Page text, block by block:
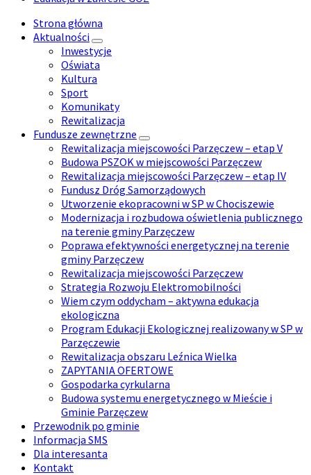
Strona główna
Aktualności
Inwestycje
Oświata
Kultura
Sport
Komunikaty
Rewitalizacja
Fundusze zewnętrzne
Rewitalizacja miejscowości Parzęczew – etap V
Budowa PSZOK w miejscowości Parzęczew
Rewitalizacja miejscowości Parzęczew – etap IV
Fundusz Dróg Samorządowych
Utworzenie ekopracowni w SP w Chociszewie
Modernizacja i rozbudowa oświetlenia publicznego
na terenie gminy Parzęczew
Poprawa efektywności energetycznej na terenie
gminy Parzęczew
Rewitalizacja miejscowości Parzęczew
Strategia Rozwoju Elektromobilności
Wiem czym oddycham – aktywna edukacja
ekologiczna
Program Edukacji Ekologicznej realizowany w SP w
Parzęczewie
Rewitalizacja obszaru Leźnica Wielka
ZAPYTANIA OFERTOWE
Gospodarka cyrkularna
Budowa systemu energetycznego w Mieście i
Gminie Parzęczew
Przewodnik po gminie
Informacja SMS
Dla interesanta
Kontakt